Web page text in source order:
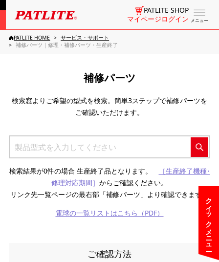
メニュー
PATLITE SHOP
マイページログイン
クイックメニュー
PATLITE HOME
サービス・サポート
補修パーツ｜修理・補修パーツ・生産終了
補修パーツ
検索窓よりご希望の型式を検索。簡単3ステップで補修パーツを
ご確認いただけます。
検索結果が0件の場合 生産終了品となります。
［生産終了機種･
修理対応期間］ からご確認ください。
リンク先一覧ページの最右部「補修パーツ」より確認できます。
電球の一覧リストはこちら（PDF）
ご確認方法